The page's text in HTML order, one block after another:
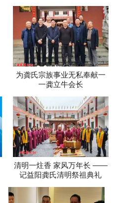
为龚氏宗族事业无私奉献一
一龚立牛会长
清明一炷香 家风万年长 ——
记益阳龚氏清明祭祖典礼